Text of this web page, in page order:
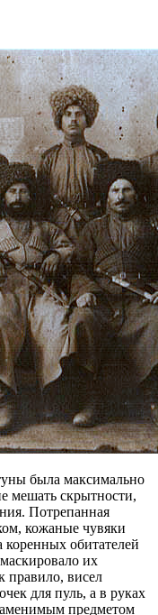
была максимально
мешать скрытности,
Потрепанная
кожаные чувяки
обитателей
их
правило, висел
для пуль, а в руках
предметом